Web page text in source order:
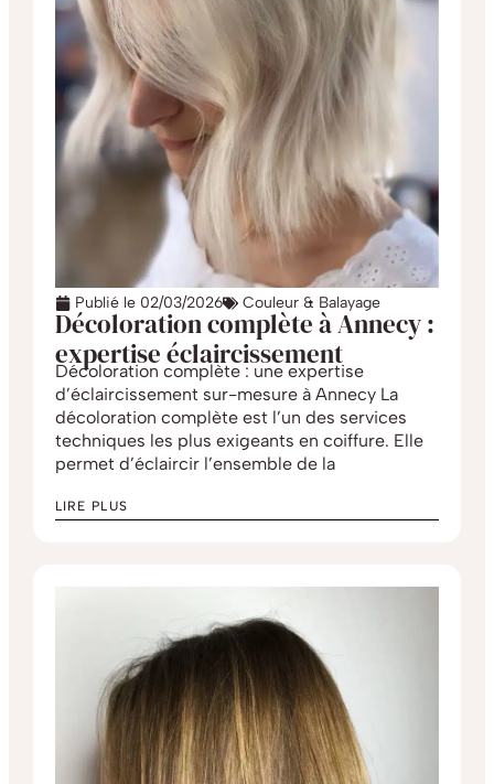
Publié le 02/03/2026 Couleur & Balayage
Décoloration complète à Annecy :
expertise éclaircissement
Décoloration complète : une expertise
d’éclaircissement sur-mesure à Annecy La
décoloration complète est l’un des services
techniques les plus exigeants en coiffure. Elle
permet d’éclaircir l’ensemble de la
LIRE PLUS